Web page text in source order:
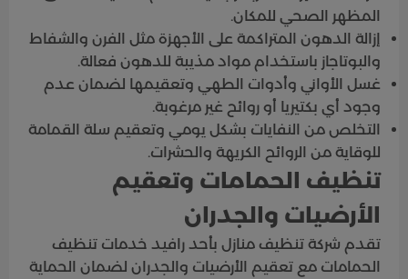
المظهر الصحي للمكان.
إزالة الدهون المتراكمة على الأجهزة مثل الفرن والشفاط
والبوتاجاز باستخدام مواد مذيبة للدهون فعالة.
غسل الأواني وأدوات الطهي وتعقيمها لضمان عدم
وجود أي بكتيريا أو روائح غير مرغوبة.
التخلص من النفايات بشكل يومي وتعقيم سلة القمامة
للوقاية من الروائح الكريهة والحشرات.
تنظيف الحمامات وتعقيم
الأرضيات والجدران
تقدم شركة تنظيف منازل بأحد رافيد خدمات تنظيف
الحمامات مع تعقيم الأرضيات والجدران لضمان الحماية